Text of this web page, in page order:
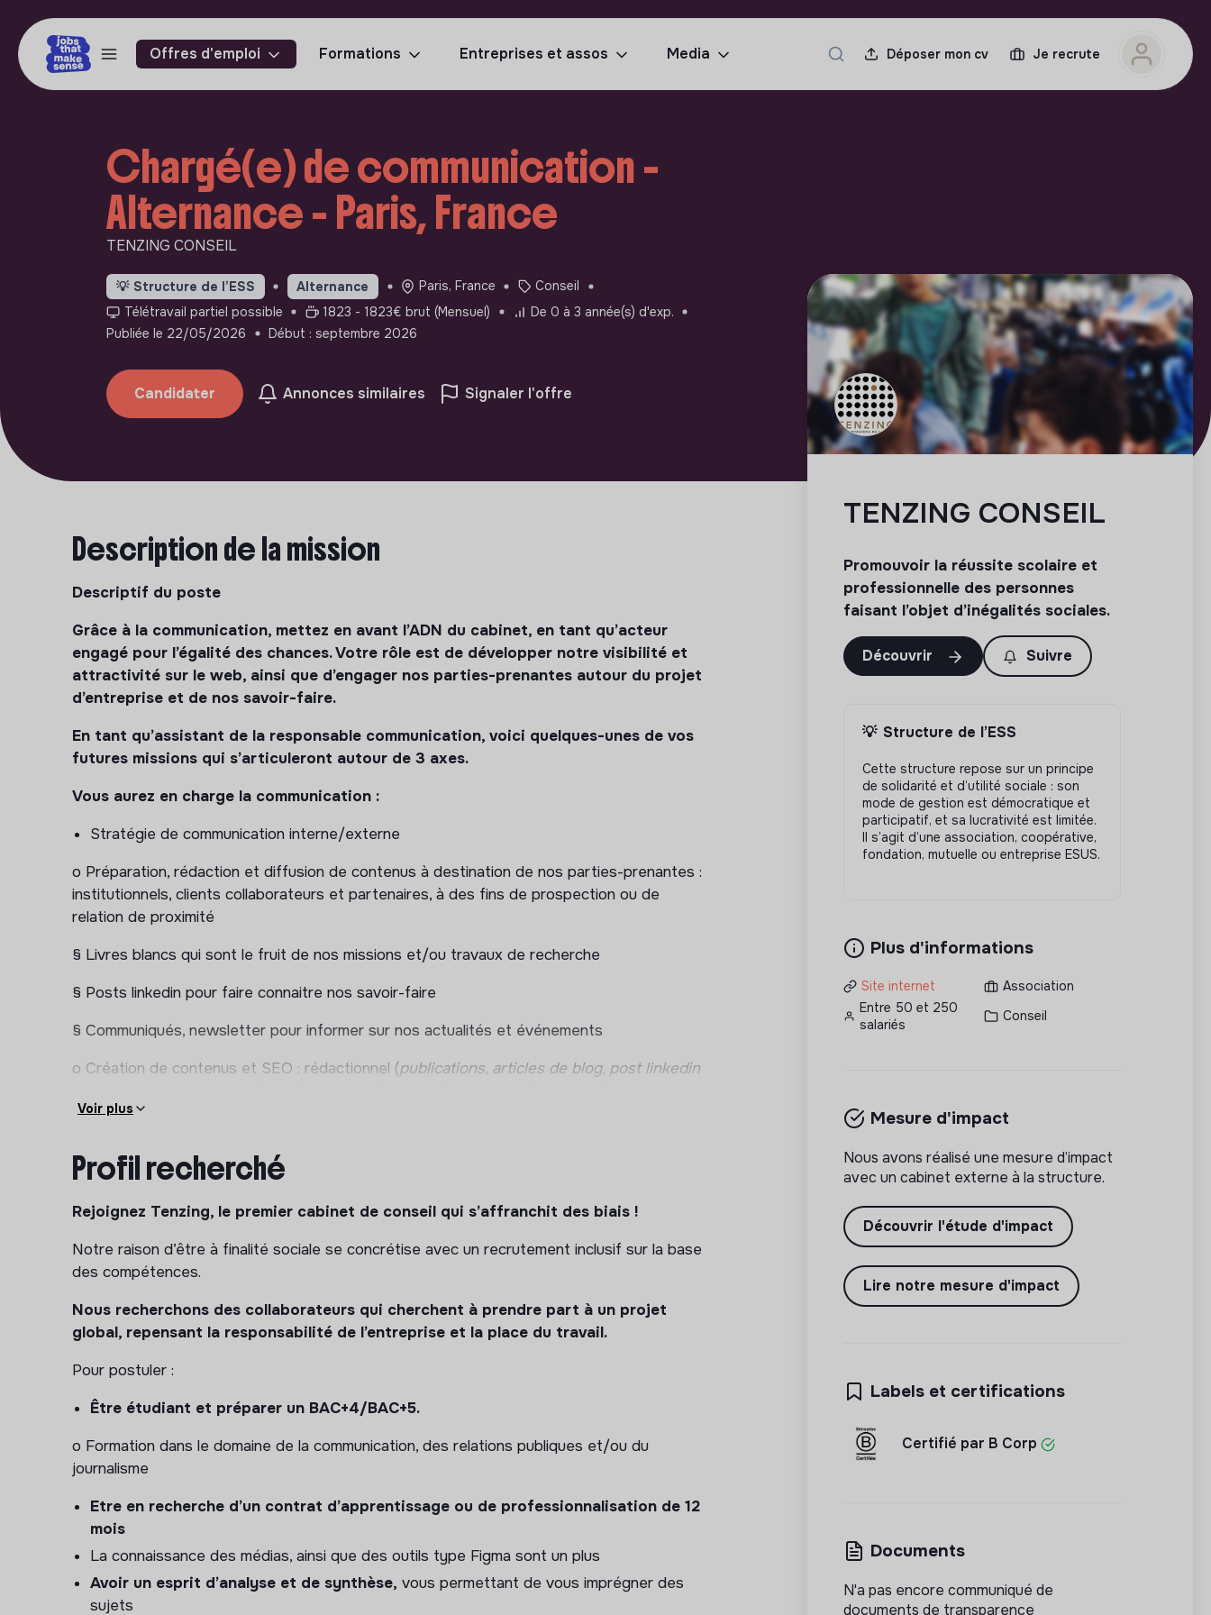
Offres d'emploi Formations Entreprises et assos Media Déposer mon cv Je recrute
Chargé(e) de communication -
Alternance - Paris, France
TENZING CONSEIL
💡 Structure de l’ESS Alternance Paris, France
Conseil
Télétravail partiel possible
1823 - 1823€ brut (Mensuel)
De 0 à 3 année(s) d'exp.
Publiée le 22/05/2026
Début : septembre 2026
Candidater Annonces similaires Signaler l'offre
Description de la mission
Descriptif du poste
Grâce à la communication, mettez en avant l’ADN du cabinet, en tant qu’acteur
engagé pour l’égalité des chances. Votre rôle est de développer notre visibilité et
attractivité sur le web, ainsi que d’engager nos parties-prenantes autour du projet
d’entreprise et de nos savoir-faire.
En tant qu’assistant de la responsable communication, voici quelques-unes de vos
futures missions qui s’articuleront autour de 3 axes.
Vous aurez en charge la communication :
Stratégie de communication interne/externe
o Préparation, rédaction et diffusion de contenus à destination de nos parties-prenantes :
institutionnels, clients collaborateurs et partenaires, à des fins de prospection ou de
relation de proximité
§ Livres blancs qui sont le fruit de nos missions et/ou travaux de recherche
§ Posts linkedin pour faire connaitre nos savoir-faire
§ Communiqués, newsletter pour informer sur nos actualités et événements
o Création de contenus et SEO : rédactionnel (publications, articles de blog, post linkedin
notoriété web et notre SEO
o Mise à jour et amélioration du site web et de notre site carrières (
§ Communication sur notre projet d’entreprise (
tout en lien avec le business
l’actualité (prix Tenzing, rapport de mission… ) avec suivi de la stratégie en lien avec
l’agence de communication
Analyse et recommandations
o Suivre les indicateurs de performance (KPI) et évaluer les impacts afin de proposer des
qui fonctionnent le mieux pour publier…)
les sujets clés de Tenzing : cabinets concurrents et entreprises à impact.
Également vous aurez la gestion de nos réseaux sociaux :
Animation, gestion modération de nos réseaux sociaux (Linkedin, X)
Voir plus
Profil recherché
Rejoignez Tenzing, le premier cabinet de conseil qui s’affranchit des biais !
Notre raison d’être à finalité sociale se concrétise avec un recrutement inclusif sur la base
des compétences.
Nous recherchons des collaborateurs qui cherchent à prendre part à un projet
global, repensant la responsabilité de l’entreprise et la place du travail.
Pour postuler :
Être étudiant et préparer un BAC+4/BAC+5.
o Formation dans le domaine de la communication, des relations publiques et/ou du
journalisme
Etre en recherche d’un contrat d’apprentissage ou de professionnalisation de 12
mois
La connaissance des médias, ainsi que des outils type Figma sont un plus
Avoir un esprit d’analyse et de synthèse, vous permettant de vous imprégner des
sujets
TENZING CONSEIL
Promouvoir la réussite scolaire et
professionnelle des personnes
faisant l’objet d’inégalités sociales.
Découvrir Suivre
💡 Structure de l’ESS
Cette structure repose sur un principe
de solidarité et d’utilité sociale : son
mode de gestion est démocratique et
participatif, et sa lucrativité est limitée.
Il s’agit d’une association, coopérative,
fondation, mutuelle ou entreprise ESUS.
Plus d'informations
Site internet
Association
Entre 50 et 250
salariés
Conseil
Mesure d'impact
Nous avons réalisé une mesure d’impact
avec un cabinet externe à la structure.
Découvrir l'étude d'impact
Lire notre mesure d'impact
Labels et certifications
Certifié par B Corp
Documents
N'a pas encore communiqué de
documents de transparence